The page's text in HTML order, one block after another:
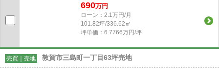
690万円
ローン：2.1万円/月
101.82坪/336.62㎡
坪単価：6.7766万円/坪
売買｜売地 敦賀市三島町一丁目63坪売地